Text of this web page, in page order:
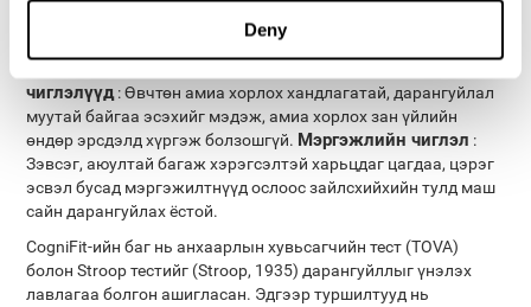
Deny
янз бүрийн орчинд тустай байж болно.
: Хүүхэд илүү анхаарал сарниулах эсвэл зан
чиглэлүүд: Өвчтөн амиа хорлох хандлагатай, дарангуйлал
муутай байгаа эсэхийг мэдэж, амиа хорлох зан үйлийн
өндөр эрсдэлд хүргэж болзошгүй. Мэргэжлийн чиглэл :
Зэвсэг, аюултай багаж хэрэгсэлтэй харьцдаг цагдаа, цэрэг
эсвэл бусад мэргэжилтнүүд ослоос зайлсхийхийн тулд маш
сайн дарангуйлах ёстой.
CogniFit-ийн баг нь анхаарлын хувьсагчийн тест (TOVA)
болон Stroop тестийг (Stroop, 1935) дарангуйллыг үнэлэх
лавлагаа болгон ашигласан. Эдгээр туршилтууд нь